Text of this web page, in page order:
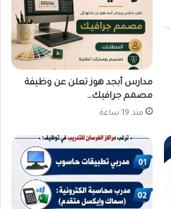
مدارس أبجد هوز تعلن عن وظيفة
مصمم جرافيك…
منذ 19 ساعة